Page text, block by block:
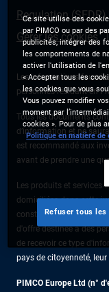
Regulation (SFDR)
Gérer les cookies
Les informations
personnes résidant en
Tous les documents
d’information et ne
est recommandé aux
avant de prendre une
Les produits et services
domiciliées dans cette
constituent pas une
d'offre destinée à des
de recevoir ce type
pays de citoyenneté,
PIMCO Europe Ltd (n°
Ce site utilise des
par PIMCO ou par des
publicités, intégrer des
les comportements de
activer l'utilisation de
« Accepter tous les
les cookies que vous
Vous pouvez modifier
moment par
cookies ». Pour de plus
Politique en matière de
Refuser tous les